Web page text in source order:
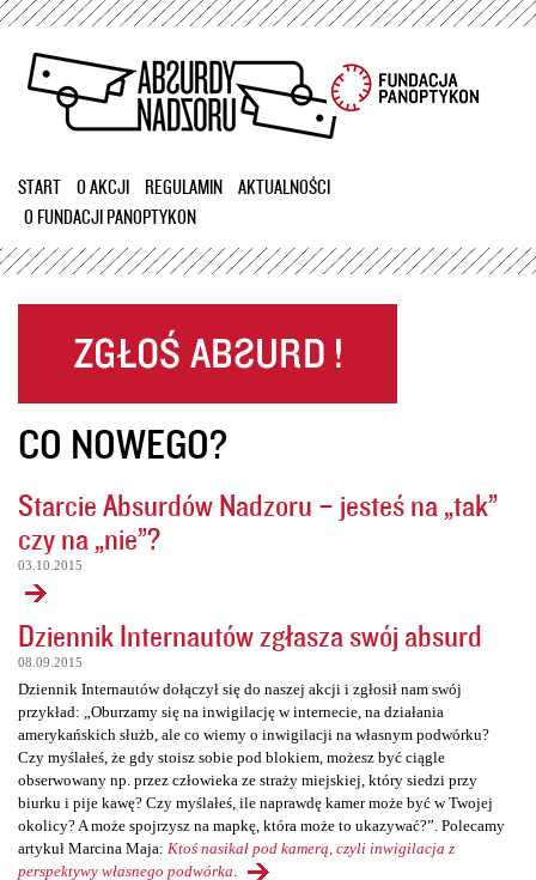
Przejdź
treści
START O AKCJI REGULAMIN
AKTUALNOŚCI
O FUNDACJI PANOPTYKON
CO NOWEGO?
Starcie Absurdów Nadzoru – jesteś na „tak”
czy na „nie”?
03.10.2015
Dziennik Internautów zgłasza swój absurd
08.09.2015
Dziennik Internautów dołączył się do naszej akcji i zgłosił nam swój
przykład: „Oburzamy się na inwigilację w internecie, na działania
amerykańskich służb, ale co wiemy o inwigilacji na własnym podwórku?
Czy myślałeś, że gdy stoisz sobie pod blokiem, możesz być ciągle
obserwowany np. przez człowieka ze straży miejskiej, który siedzi przy
biurku i pije kawę? Czy myślałeś, ile naprawdę kamer może być w Twojej
okolicy? A może spojrzysz na mapkę, która może to ukazywać?”. Polecamy
artykuł Marcina Maja: Ktoś nasikał pod kamerą, czyli inwigilacja z
perspektywy własnego podwórka